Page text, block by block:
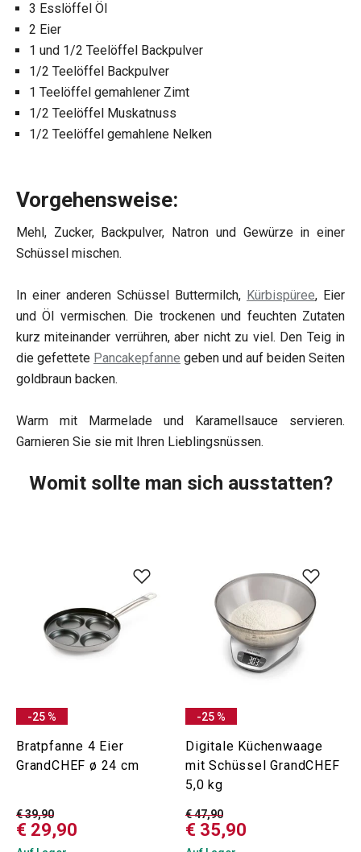
3 Esslöffel Öl
2 Eier
1 und 1/2 Teelöffel Backpulver
1/2 Teelöffel Backpulver
1 Teelöffel gemahlener Zimt
1/2 Teelöffel Muskatnuss
1/2 Teelöffel gemahlene Nelken
Vorgehensweise:
Mehl, Zucker, Backpulver, Natron und Gewürze in einer
Schüssel mischen.
In einer anderen Schüssel Buttermilch, Kürbispüree, Eier
und Öl vermischen. Die trockenen und feuchten Zutaten
kurz miteinander verrühren, aber nicht zu viel. Den Teig in
die gefettete Pancakepfanne geben und auf beiden Seiten
goldbraun backen.
Warm mit Marmelade und Karamellsauce servieren.
Garnieren Sie sie mit Ihren Lieblingsnüssen.
Womit sollte man sich ausstatten?
-25 %
Bratpfanne 4 Eier
GrandCHEF ø 24 cm
€ 39,90
€ 29,90
-25 %
Digitale Küchenwaage
mit Schüssel GrandCHEF
5,0 kg
€ 47,90
€ 35,90